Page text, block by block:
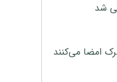
شد
امضا می‌کنند